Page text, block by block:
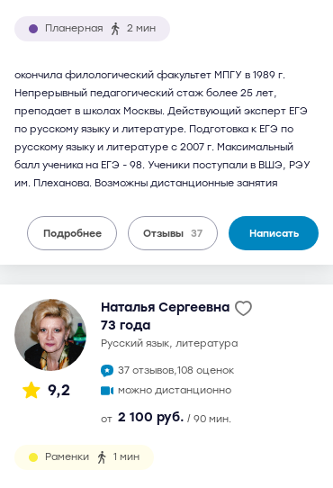
Планерная 2 мин
окончила филологический факультет МПГУ в 1989 г.
Непрерывный педагогический стаж более 25 лет,
преподает в школах Москвы. Действующий эксперт ЕГЭ
по русскому языку и литературе. Подготовка к ЕГЭ по
русскому языку и литературе с 2007 г. Максимальный
балл ученика на ЕГЭ - 98. Ученики поступали в ВШЭ, РЭУ
им. Плеханова. Возможны дистанционные занятия
Подробнее Отзывы 37 Написать
9,2
Наталья Сергеевна
73 года
русский язык, литература
37 отзывов,108 оценок
можно дистанционно
от 2 100 руб. / 90 мин.
Раменки 1 мин